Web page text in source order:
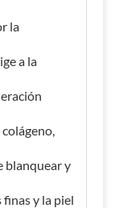
la
a la
blanquear y
y la piel